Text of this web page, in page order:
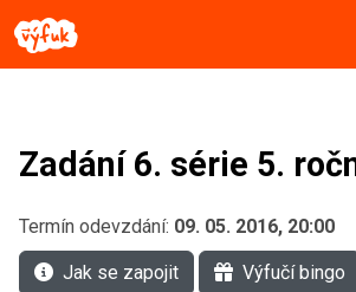
Zadání 6. série 5.
Termín odevzdání: 09. 05. 2016, 20:00
Jak se zapojit Výfučí bingo